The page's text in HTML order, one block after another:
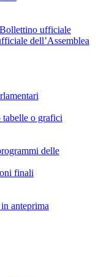
ufficiale
dell’Assemblea
tabelle o grafici
delle
finali
anteprima